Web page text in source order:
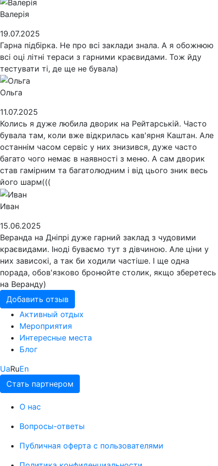
Валерія
19.07.2025
Гарна підбірка. Не про всі заклади знала. А я обожнюю
всі оці літні тераси з гарними краєвидами. Тож йду
тестувати ті, де ще не бувала)
Ольга
11.07.2025
Колись я дуже любила дворик на Рейтарській. Часто
бувала там, коли вже відкрилась кав'ярня Каштан. Але
останнім часом сервіс у них знизився, дуже часто
багато чого немає в наявності з меню. А сам дворик
став гамірним та багатолюдним і від цього зник весь
його шарм(((
Иван
15.06.2025
Веранда на Дніпрі дуже гарний заклад з чудовими
краєвидами. Іноді буваємо тут з дівчиною. Але ціни у
них зависокі, а так би ходили частіше. І ще одна
порада, обов'язково бронюйте столик, якщо зберетесь
на Веранду)
Добавить отзыв
Активный отдых
Мероприятия
Интересные места
Блог
UaRuEn
Стать партнером
О нас
Вопросы-ответы
Публичная оферта с пользователями